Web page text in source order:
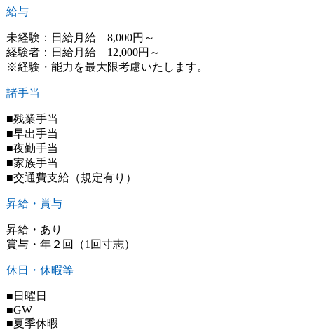
給与
未経験：日給月給 8,000円～
経験者：日給月給 12,000円～
※経験・能力を最大限考慮いたします。
諸手当
■残業手当
■早出手当
■夜勤手当
■家族手当
■交通費支給（規定有り）
昇給・賞与
昇給・あり
賞与・年２回（1回寸志）
休日・休暇等
■日曜日
■GW
■夏季休暇